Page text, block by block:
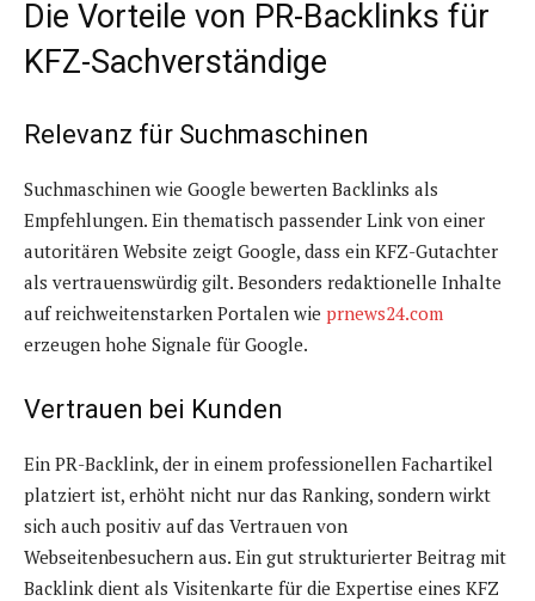
Die Vorteile von PR-Backlinks für
KFZ-Sachverständige
Relevanz für Suchmaschinen
Suchmaschinen wie Google bewerten Backlinks als
Empfehlungen. Ein thematisch passender Link von einer
autoritären Website zeigt Google, dass ein KFZ-Gutachter
als vertrauenswürdig gilt. Besonders redaktionelle Inhalte
auf reichweitenstarken Portalen wie prnews24.com
erzeugen hohe Signale für Google.
Vertrauen bei Kunden
Ein PR-Backlink, der in einem professionellen Fachartikel
platziert ist, erhöht nicht nur das Ranking, sondern wirkt
sich auch positiv auf das Vertrauen von
Webseitenbesuchern aus. Ein gut strukturierter Beitrag mit
Backlink dient als Visitenkarte für die Expertise eines KFZ